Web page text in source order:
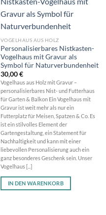
VOGELHAUS AUS HOLZ
Personalisierbares Nistkasten-
Vogelhaus mit Gravur als
Symbol für Naturverbundenheit
30,00€
Vogelhaus aus Holz mit Gravur –
personalisierbares Nist- und Futterhaus
für Garten & Balkon Ein Vogelhaus mit
Gravur ist weit mehr als nur ein
Futterplatz für Meisen, Spatzen & Co. Es
ist ein stilvolles Element der
Gartengestaltung, ein Statement für
Nachhaltigkeit und kann mit einer
liebevollen Personalisierung auch ein
ganz besonderes Geschenk sein. Unser
Vogelhaus [...]
IN DEN WARENKORB